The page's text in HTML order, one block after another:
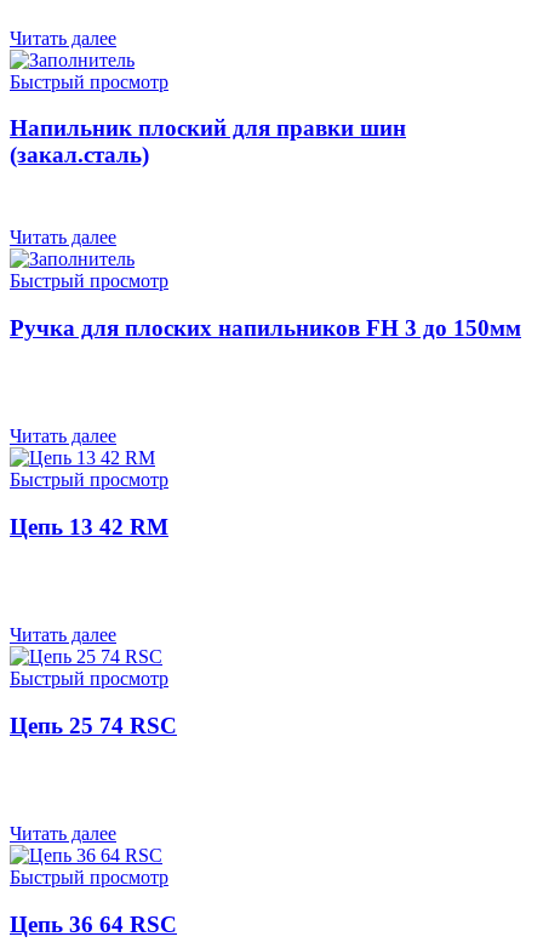
Читать далее
Быстрый просмотр
Напильник плоский для правки шин
(закал.сталь)
Читать далее
Быстрый просмотр
Ручка для плоских напильников FH 3 до 150мм
Читать далее
Быстрый просмотр
Цепь 13 42 RM
Читать далее
Быстрый просмотр
Цепь 25 74 RSC
Читать далее
Быстрый просмотр
Цепь 36 64 RSC